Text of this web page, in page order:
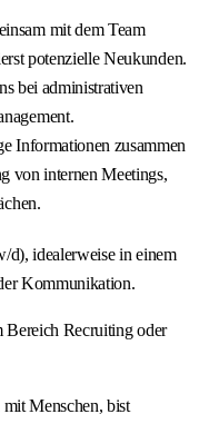
mit dem Team
potenzielle Neukunden.
bei administrativen
Informationen zusammen
von internen Meetings,
d), idealerweise in einem
Kommunikation.
Bereich Recruiting oder
Menschen, bist